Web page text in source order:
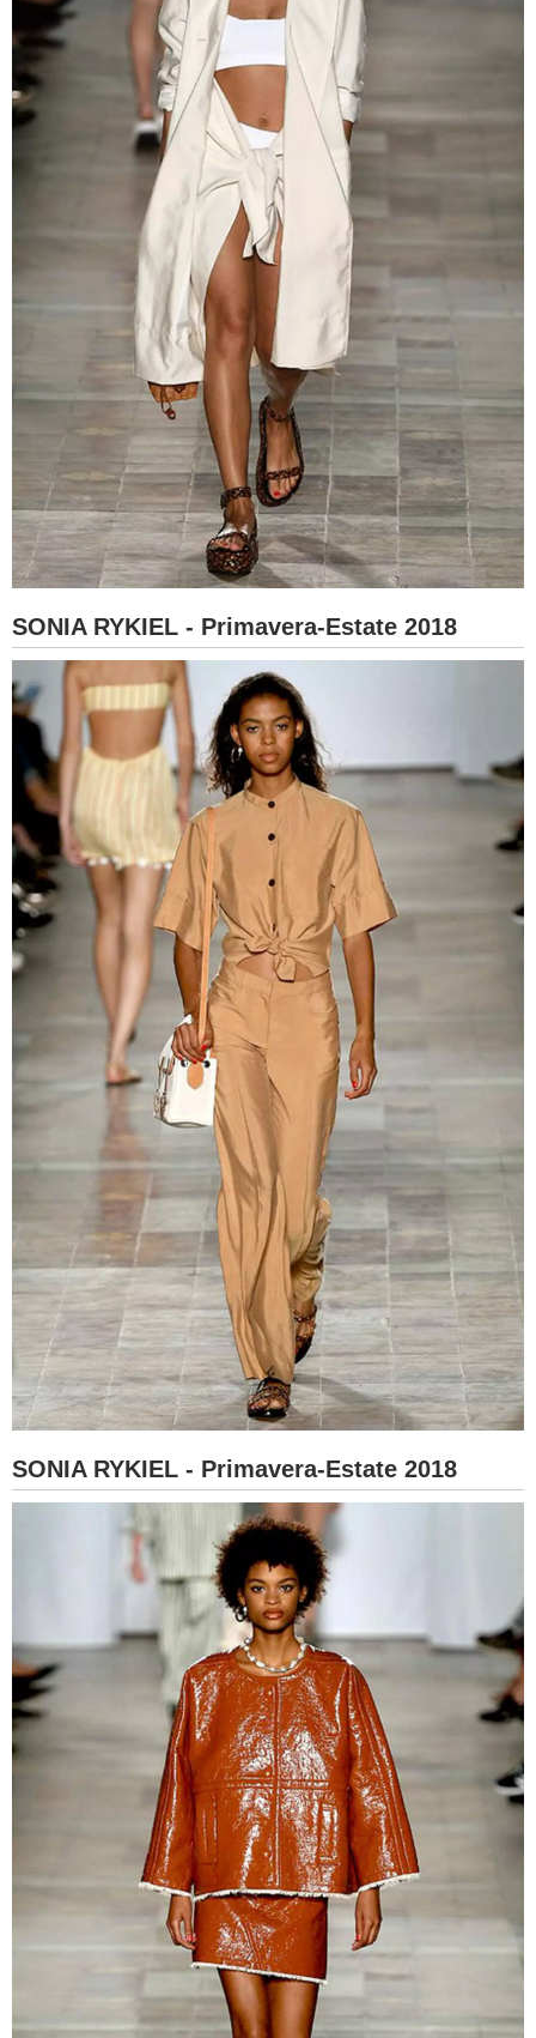
SONIA RYKIEL - Primavera-Estate 2018
SONIA RYKIEL - Primavera-Estate 2018